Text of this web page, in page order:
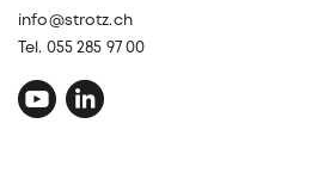
info@strotz.ch
Tel. 055 285 97 00